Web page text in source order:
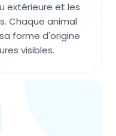
extérieure et les
Chaque animal
forme d'origine
visibles.